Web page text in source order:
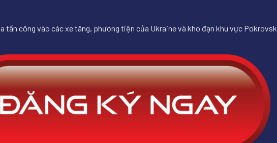
tấn công vào các xe tăng, phương tiện của Ukraine và kho đạn khu vực